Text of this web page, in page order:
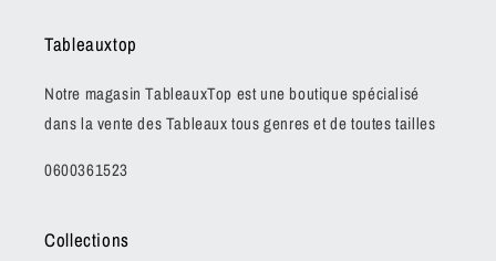
Tableauxtop
Notre magasin TableauxTop est une boutique spécialisé
dans la vente des Tableaux tous genres et de toutes tailles
0600361523
Collections